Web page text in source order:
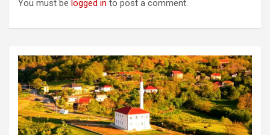
You must be logged in to post a comment.